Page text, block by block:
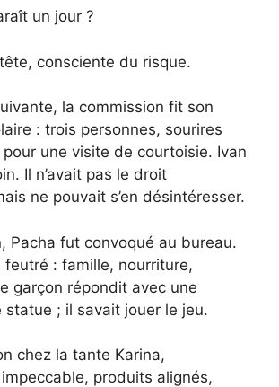
un jour ?
consciente du risque.
la commission fit son
: trois personnes, sourires
une visite de courtoisie. Ivan
Il n’avait pas le droit
ne pouvait s’en désintéresser.
Pacha fut convoqué au bureau.
feutré : famille, nourriture,
garçon répondit avec une
statue ; il savait jouer le jeu.
chez la tante Karina,
produits alignés,